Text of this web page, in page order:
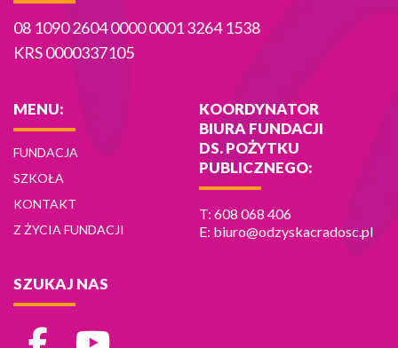
08 1090 2604 0000 0001 3264 1538
KRS 0000337105
MENU:
FUNDACJA
SZKOŁA
KONTAKT
Z ŻYCIA FUNDACJI
KOORDYNATOR
BIURA FUNDACJI
DS. POŻYTKU
PUBLICZNEGO:
T: 608 068 406
E: biuro@odzyskacradosc.pl
SZUKAJ NAS